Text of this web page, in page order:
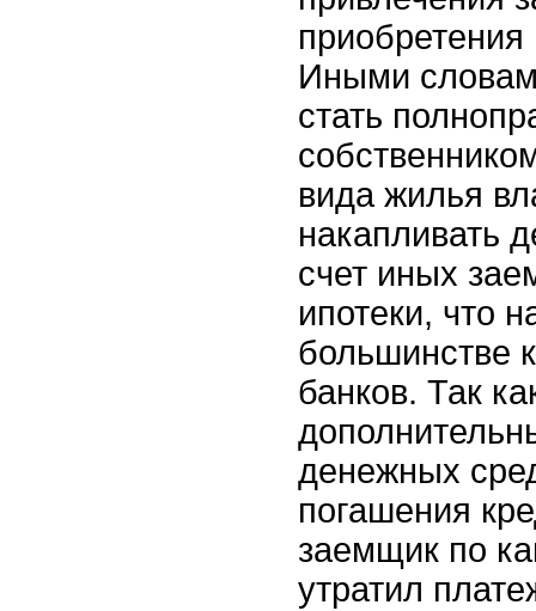
Иными
стать
вида жилья
накапливать
счет иных
ипотеки, что
большинстве
банков. Так
денежных
погашения
заемщик по
утратил